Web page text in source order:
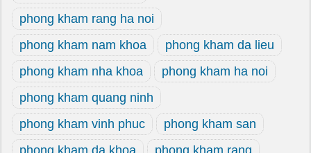
phong kham rang ha noi
phong kham nam khoa
phong kham da lieu
phong kham nha khoa
phong kham ha noi
phong kham quang ninh
phong kham vinh phuc
phong kham san
phong kham da khoa
phong kham rang